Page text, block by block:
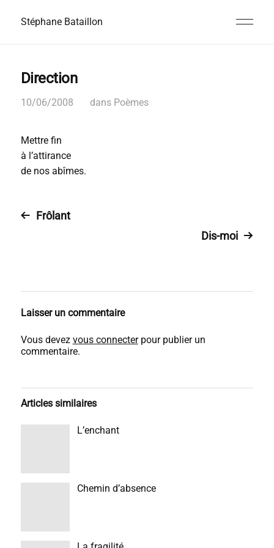
Stéphane Bataillon
Direction
10/06/2008 dans Poèmes
Mettre fin
à l’attirance
de nos abîmes.
Frôlant
Dis-moi
Laisser un commentaire
Vous devez vous connecterpour publier un
commentaire.
Articles similaires
L’enchant
Chemin d’absence